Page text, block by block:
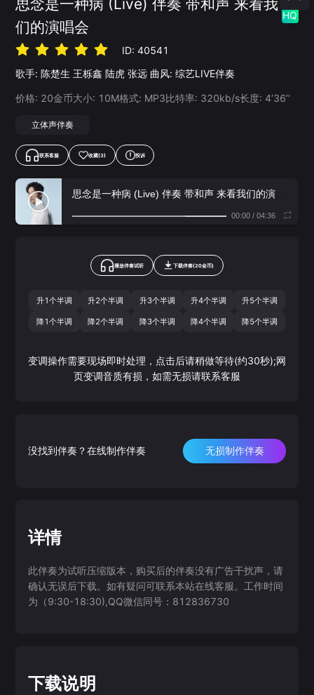
思念是一种病 (Live) 伴奏 带和声 来看我
们的演唱会
HQ
ID:40541
歌手: 陈楚生 王栎鑫 陆虎 张远 曲风: 综艺LIVE伴奏
价格: 20金币大小: 10M格式: MP3比特率: 320kb/s长度: 4‘36’‘
立体声伴奏
联系客服 收藏(3) 投诉
00:00/ 04:36
播放伴奏试听 下载伴奏(20金币)
升1个半调 升2个半调 升3个半调 升4个半调 升5个半调
降1个半调 降2个半调 降3个半调 降4个半调 降5个半调
变调操作需要现场即时处理，点击后请稍做等待(约30秒);网
页变调音质有损，如需无损请联系客服
没找到伴奏？在线制作伴奏 无损制作伴奏
详情
此伴奏为试听压缩版本，购买后的伴奏没有广告干扰声，请
确认无误后下载。如有疑问可联系本站在线客服。工作时间
为（9:30-18:30),QQ微信同号：812836730
下载说明